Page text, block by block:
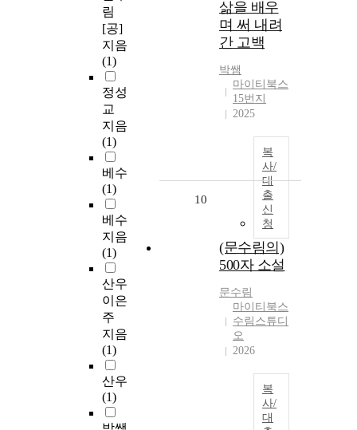
림
[공]
지음
(1)
정성
교
지음
(1)
베수
(1)
베수
지음
(1)
산우
이은
주
지음
(1)
산우
(1)
삶을 배우
며 써 내려
간 고백
박쌤
마이티북스
15번지
2025
복
사/
대
출
신
청
10
(문수림의)
500자 소설
문수림
마이티북스
수림스튜디
오
2026
복
사/
대